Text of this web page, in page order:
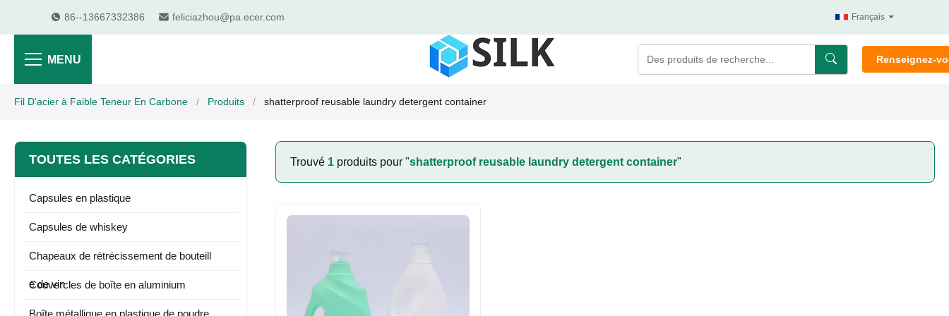
86--13667332386 feliciazhou@pa.ecer.com Français
MENU Renseignez-
Fil D'acier à Faible Teneur En Carbone / Produits / shatterproof reusable laundry detergent container
TOUTES LES CATÉGORIES
Capsules en plastique
Capsules de whiskey
Chapeaux de rétrécissement de bouteill
e de vin
Couvercles de boîte en aluminium
Boîte métallique en plastique de poudre
Trouvé 1 produits pour "shatterproof reusable laundry detergent container"